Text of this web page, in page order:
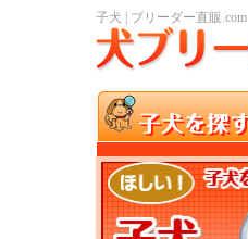
子犬 | ブリーダー直販.com